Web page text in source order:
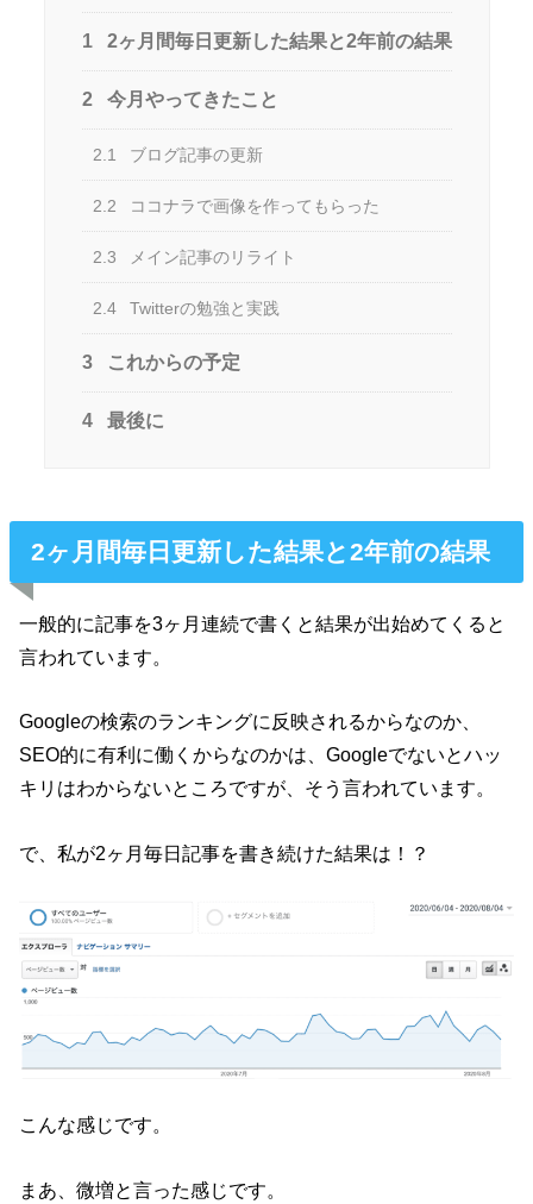
1 2ヶ月間毎日更新した結果と2年前の結果
2 今月やってきたこと
2.1 ブログ記事の更新
2.2 ココナラで画像を作ってもらった
2.3 メイン記事のリライト
2.4 Twitterの勉強と実践
3 これからの予定
4 最後に
2ヶ月間毎日更新した結果と2年前の結果
一般的に記事を3ヶ月連続で書くと結果が出始めてくると
言われています。
Googleの検索のランキングに反映されるからなのか、
SEO的に有利に働くからなのかは、Googleでないとハッ
キリはわからないところですが、そう言われています。
で、私が2ヶ月毎日記事を書き続けた結果は！？
こんな感じです。
まあ、微増と言った感じです。